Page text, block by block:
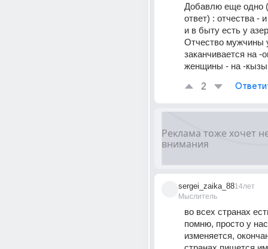
Добавлю еще одно
ответ) : отчества -
и в быту есть у
Отчество мужчины
заканчивается на -
женщины - на -
2
sergei_zaika_88
Мыслитель
14лет
во всех странах
помню, просто у
изменяется,